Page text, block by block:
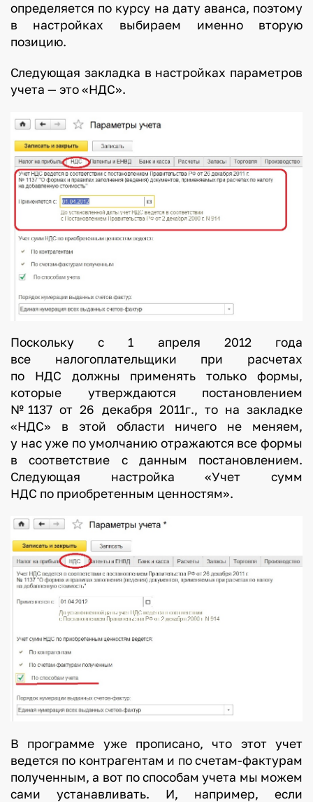
определяется по курсу на дату аванса, поэтому
в настройках выбираем именно вторую
позицию.
Следующая закладка в настройках параметров
учета — это «НДС».
Поскольку с 1 апреля 2012 года
все налогоплательщики при расчетах
по НДС должны применять только формы,
которые утверждаются постановлением
№1137 от 26 декабря 2011г., то на закладке
«НДС» в этой области ничего не меняем,
у нас уже по умолчанию отражаются все формы
в соответствие с данным постановлением.
Следующая настройка «Учет сумм
НДС по приобретенным ценностям».
В программе уже прописано, что этот учет
ведется по контрагентам и по счетам-фактурам
полученным, а вот по способам учета мы можем
сами устанавливать. И, например, если